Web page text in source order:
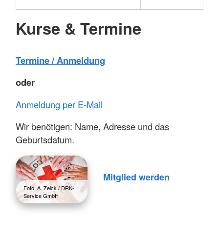
Kurse & Termine
Termine / Anmeldung
oder
Anmeldung per E-Mail
Wir benötigen: Name, Adresse und das
Geburtsdatum.
Foto: A. Zelck / DRK-
Service GmbH
Mitglied werden